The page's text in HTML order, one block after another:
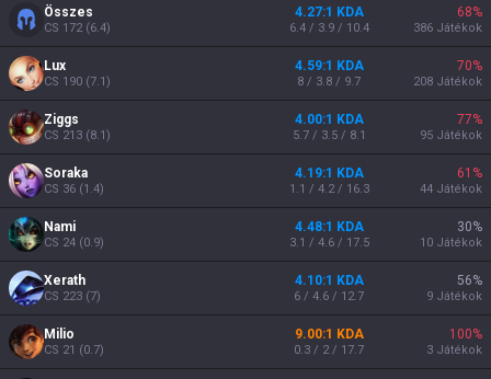
Összes
CS 172(6.4)
4.27:1 KDA
6.4 / 3.9 / 10.4
68%
386 Játékok
Lux
CS 190 (7.1)
4.59:1 KDA
8 / 3.8 / 9.7
70%
208 Játékok
Ziggs
CS 213 (8.1)
4.00:1 KDA
5.7 / 3.5 / 8.1
77%
95 Játékok
Soraka
CS 36 (1.4)
4.19:1 KDA
1.1 / 4.2 / 16.3
61 %
44 Játékok
Nami
CS 24 (0.9)
4.48:1 KDA
3.1 / 4.6 / 17.5
30%
10 Játékok
Xerath
CS 223 (7)
4.10:1 KDA
6 / 4.6 / 12.7
56%
9 Játékok
Milio
CS 21 (0.7)
9.00:1 KDA
0.3 / 2 / 17.7
100%
3 Játékok